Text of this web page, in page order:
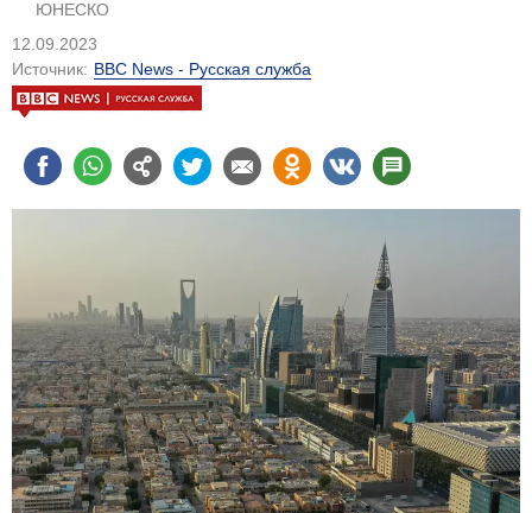
ЮНЕСКО
12.09.2023
Источник: BBC News - Русская служба